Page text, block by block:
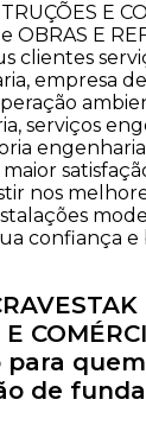
E
E
clientes
empresa
serviços
nos
confiança
E
para
de